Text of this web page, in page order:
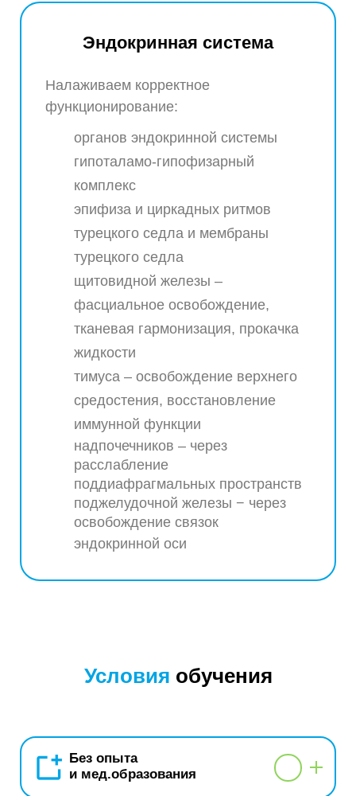
Эндокринная система
Налаживаем корректное
функционирование:
органов эндокринной системы
гипоталамо-гипофизарный
комплекс
эпифиза и циркадных ритмов
турецкого седла и мембраны
турецкого седла
щитовидной железы –
фасциальное освобождение,
тканевая гармонизация, прокачка
жидкости
тимуса – освобождение верхнего
средостения, восстановление
иммунной функции
надпочечников – через
расслабление
поддиафрагмальных пространств
поджелудочной железы − через
освобождение связок
эндокринной оси
Условия обучения
Без опыта
и мед.образования